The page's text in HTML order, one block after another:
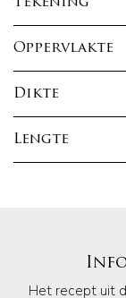
Oppervlakte
Dikte
Lengte
Het recept uit